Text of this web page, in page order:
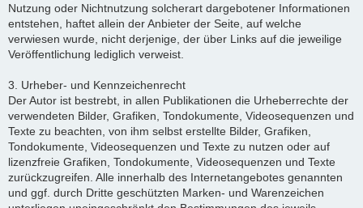
Nutzung oder Nichtnutzung solcherart dargebotener Informationen
entstehen, haftet allein der Anbieter der Seite, auf welche
verwiesen wurde, nicht derjenige, der über Links auf die jeweilige
Veröffentlichung lediglich verweist.
3. Urheber- und Kennzeichenrecht
Der Autor ist bestrebt, in allen Publikationen die Urheberrechte der
verwendeten Bilder, Grafiken, Tondokumente, Videosequenzen und
Texte zu beachten, von ihm selbst erstellte Bilder, Grafiken,
Tondokumente, Videosequenzen und Texte zu nutzen oder auf
lizenzfreie Grafiken, Tondokumente, Videosequenzen und Texte
zurückzugreifen. Alle innerhalb des Internetangebotes genannten
und ggf. durch Dritte geschützten Marken- und Warenzeichen